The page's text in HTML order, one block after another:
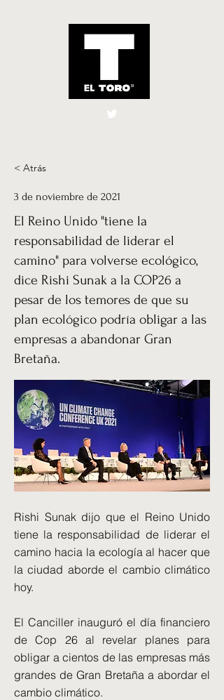
El Toro España
< Atrás
3 de noviembre de 2021
El Reino Unido "tiene la
responsabilidad de liderar el
camino" para volverse ecológico,
dice Rishi Sunak a la COP26 a
pesar de los temores de que su
plan ecológico podría obligar a las
empresas a abandonar Gran
Bretaña.
Rishi Sunak dijo que el Reino Unido
tiene la responsabilidad de liderar el
camino hacia la ecología al hacer que
la ciudad aborde el cambio climático
hoy.
El Canciller inauguró el día financiero
de Cop 26 al revelar planes para
obligar a cientos de las empresas más
grandes de Gran Bretaña a abordar el
cambio climático.